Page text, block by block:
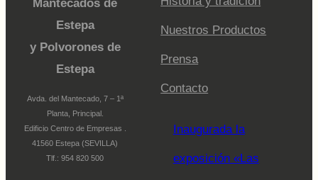
Mantecados de
Estepa
y Polvorones de
Estepa
Avda. del Mantecado, 7 – 1ª
Planta, Principal.
Edificio Centro de Empresas .
41560 Estepa (SEVILLA)
Tlf.: 954 820 500
Nuestros Productos
Prensa
Contacto
Inaugurada la
exposición «Las